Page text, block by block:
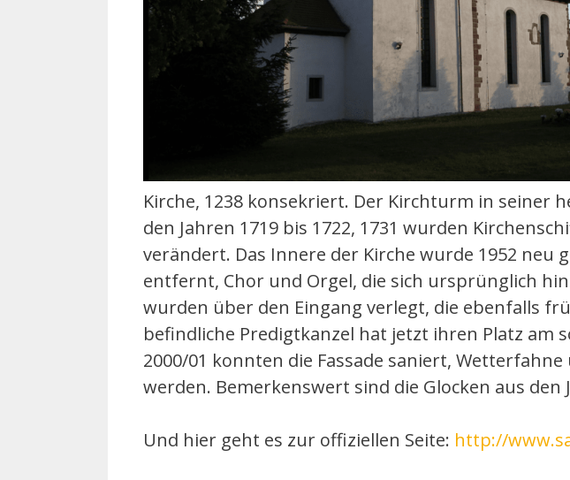
Kirche, 1238 konsekriert. Der Kirchturm in seiner
den Jahren 1719 bis 1722, 1731 wurden
verändert. Das Innere der Kirche wurde 1952 neu
entfernt, Chor und Orgel, die sich ursprünglich
wurden über den Eingang verlegt, die ebenfalls
befindliche Predigtkanzel hat jetzt ihren Platz am
2000/01 konnten die Fassade saniert,
werden. Bemerkenswert sind die Glocken aus den
Und hier geht es zur offiziellen Seite: http://